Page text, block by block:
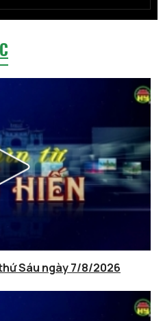
Sáu ngày 7/8/2026